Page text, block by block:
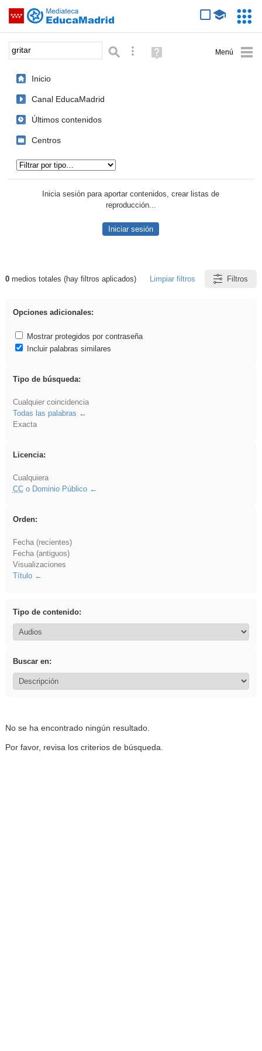
Saltar navegación
Palabra o frase: Búsqueda avanzada
Ayuda
(en
Inicio
Canal EducaMadrid
Últimos contenidos
Centros
Inicia sesión para aportar contenidos, crear listas de
reproducción...
Iniciar sesión
Resultados de: gritar
0medios totales (hay filtros aplicados) Limpiar filtros Filtros
Opciones adicionales:
Mostrar protegidos por contraseña
Incluir palabras similares
Tipo de búsqueda:
Cualquier coincidencia
Todas las palabras
Exacta
Licencia:
Cualquiera
CCo Dominio Público
Orden:
Fecha (recientes)
Fecha (antiguos)
Visualizaciones
Título
Tipo de contenido:
Buscar en:
No se ha encontrado ningún resultado.
Por favor, revisa los criterios de búsqueda.